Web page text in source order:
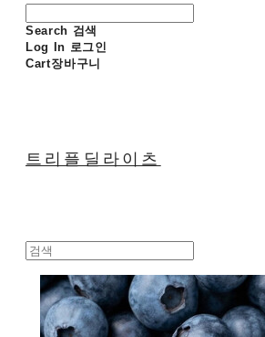
Search 검색
Log In 로그인
Cart장바구니
트리플딜라이츠